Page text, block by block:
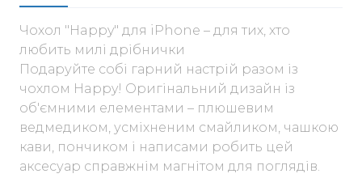
Чохол "Happy" для iPhone – для тих, хто
любить милі дрібнички
Подаруйте собі гарний настрій разом із
чохлом Happy! Оригінальний дизайн із
об'ємними елементами – плюшевим
ведмедиком, усміхненим смайликом, чашкою
кави, пончиком і написами робить цей
аксесуар справжнім магнітом для поглядів.